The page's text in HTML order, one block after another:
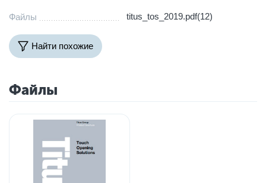
Файлы titus_tos_2019.pdf(12)
Найти похожие
Файлы